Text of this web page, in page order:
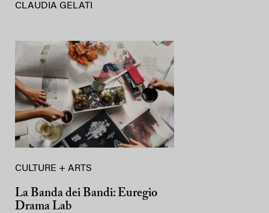
CLAUDIA GELATI
CULTURE + ARTS
La Banda dei Bandi: Euregio
Drama Lab